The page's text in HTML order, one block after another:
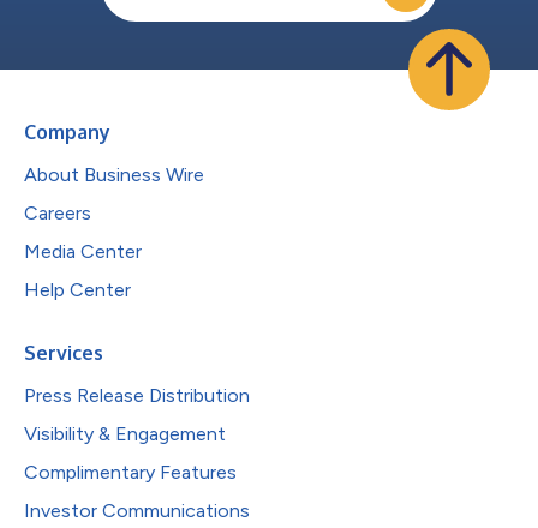
Company
About Business Wire
Careers
Media Center
Help Center
Services
Press Release Distribution
Visibility & Engagement
Complimentary Features
Investor Communications